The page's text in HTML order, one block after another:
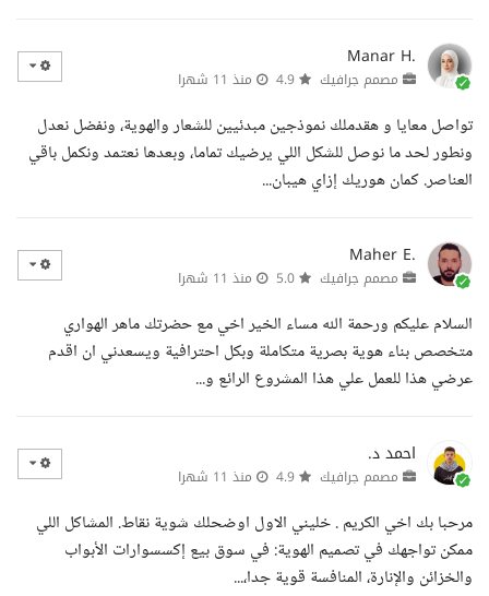
Manar H.
مصمم جرافيك منذ 11 شهرا
تواصل معايا و هقدملك نموذجين مبدئيين للشعار والهوية، ونفضل نعدل
ونطور لحد ما نوصل للشكل اللي يرضيك تماما، وبعدها نعتمد ونكمل باقي
العناصر. كمان هوريك إزاي هيبان...
Maher E.
مصمم جرافيك منذ 11 شهرا
السلام عليكم ورحمة الله مساء الخير اخي مع حضرتك ماهر الهواري
متخصص بناء هوية بصرية متكاملة وبكل احترافية ويسعدني ان اقدم
عرضي هذا للعمل علي هذا المشروع الرائع و...
احمد د.
مصمم جرافيك منذ 11 شهرا
مرحبا بك اخي الكريم . خليني الاول اوضحلك شوية نقاط. المشاكل اللي
ممكن تواجهك في تصميم الهوية: في سوق بيع إكسسوارات الأبواب
والخزائن والإنارة، المنافسة قوية جدا،...